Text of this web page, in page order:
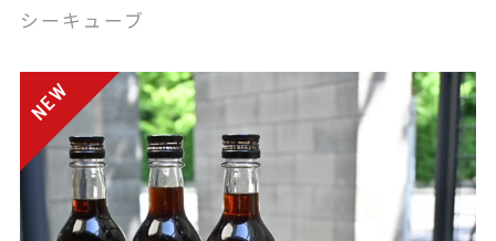
シーキューブ